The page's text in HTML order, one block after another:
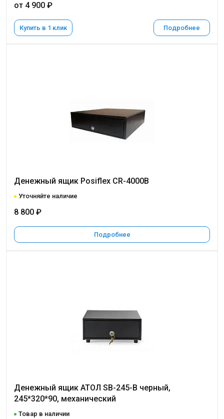
от 4 900 ₽
Купить в 1 клик Подробнее
Денежный ящик Posiflex CR-4000B
Уточняйте наличие
8 800 ₽
Подробнее
Денежный ящик АТОЛ SB-245-B черный,
245*320*90, механический
Товар в наличии